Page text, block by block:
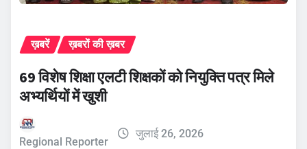
ख़बरें ख़बरों की ख़बर
69 विशेष शिक्षा एलटी शिक्षकों को नियुक्ति पत्र मिले
अभ्यर्थियों में खुशी
Regional Reporter
जुलाई 26, 2026